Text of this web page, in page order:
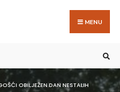
MENU
OBILJEŽEN DAN NESTALIH